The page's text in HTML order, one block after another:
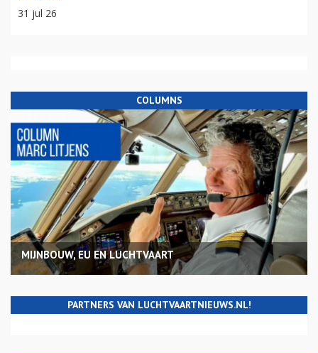
31 jul 26
COLUMNS
MIJNBOUW, EU EN LUCHTVAART
PARTNERS VAN LUCHTVAARTNIEUWS.NL!